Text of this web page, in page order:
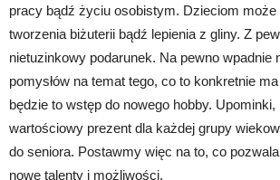
pracy bądź życiu osobistym. Dzieciom
tworzenia biżuterii bądź lepienia z gliny. Z
nietuzinkowy podarunek. Na pewno wpadnie
pomysłów na temat tego, co to konkretnie
będzie to wstęp do nowego hobby.
wartościowy prezent dla każdej grupy
do seniora. Postawmy więc na to, co
nowe talenty i możliwości.